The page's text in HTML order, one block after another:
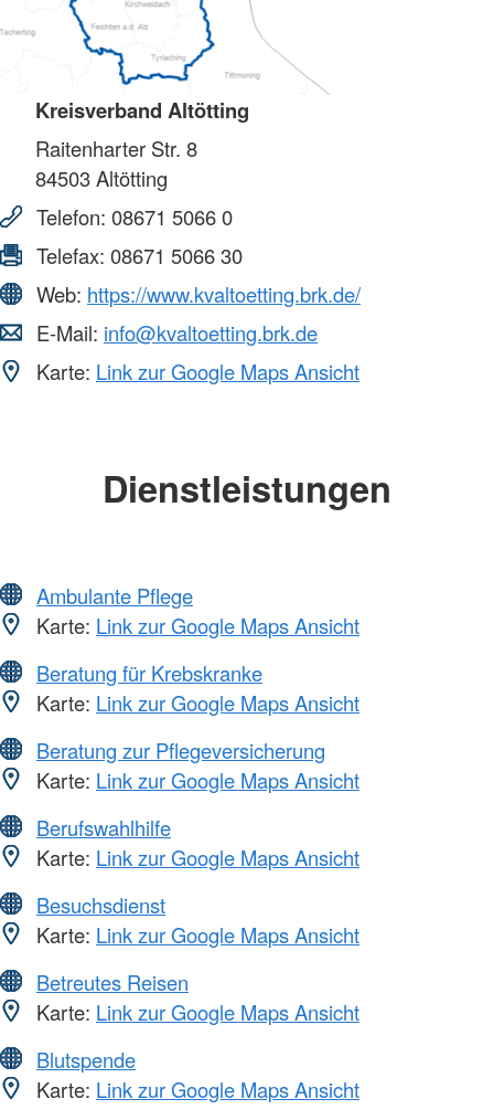
Kreisverband Altötting
Raitenharter Str. 8
84503Altötting
Telefon: 08671 5066 0
Telefax: 08671 5066 30
Web: https://www.kvaltoetting.brk.de/
E-Mail: info@kvaltoetting.brk.de
Karte: Link zur Google Maps Ansicht
Dienstleistungen
Ambulante Pflege
Karte: Link zur Google Maps Ansicht
Beratung für Krebskranke
Karte: Link zur Google Maps Ansicht
Beratung zur Pflegeversicherung
Karte: Link zur Google Maps Ansicht
Berufswahlhilfe
Karte: Link zur Google Maps Ansicht
Besuchsdienst
Karte: Link zur Google Maps Ansicht
Betreutes Reisen
Karte: Link zur Google Maps Ansicht
Blutspende
Karte: Link zur Google Maps Ansicht